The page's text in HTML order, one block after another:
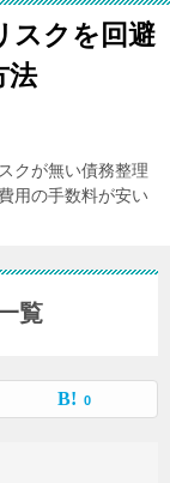
スクを回避
法
クが無い債務整理
用の手数料が安い
覧
0